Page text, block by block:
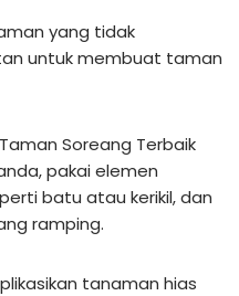
yang tidak
untuk membuat taman
Soreang Terbaik
pakai elemen
batu atau kerikil, dan
ramping.
tanaman hias